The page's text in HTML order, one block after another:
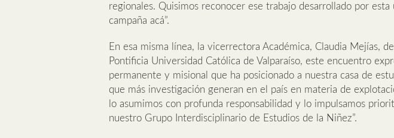
regionales. Quisimos reconocer ese trabajo desarrollado por esta
campaña acá”.
En esa misma línea, la vicerrectora Académica, Claudia Mejías,
Pontificia Universidad Católica de Valparaíso, este encuentro
permanente y misional que ha posicionado a nuestra casa de
que más investigación generan en el país en materia de
lo asumimos con profunda responsabilidad y lo impulsamos
nuestro Grupo Interdisciplinario de Estudios de la Niñez”.